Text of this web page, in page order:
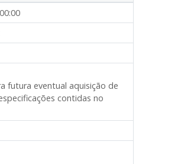
futura eventual aquisição de
contidas no